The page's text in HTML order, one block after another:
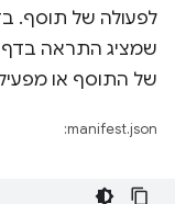
לפעולה של תוסף.
שמציג התראה בדף
של התוסף או
manifest.json: